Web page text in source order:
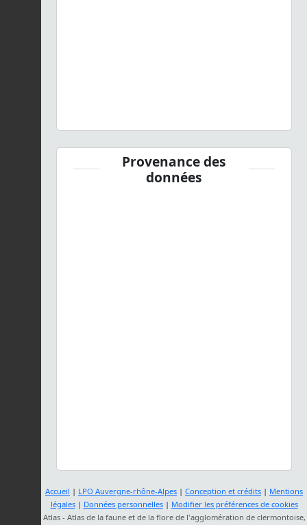
Provenance des
données
Accueil | LPO Auvergne-rhône-Alpes | Conception et crédits | Mentions
légales| Données personnelles| Modifier les préférences de cookies
Atlas - Atlas de la faune et de la flore de l'agglomération de clermontoise,